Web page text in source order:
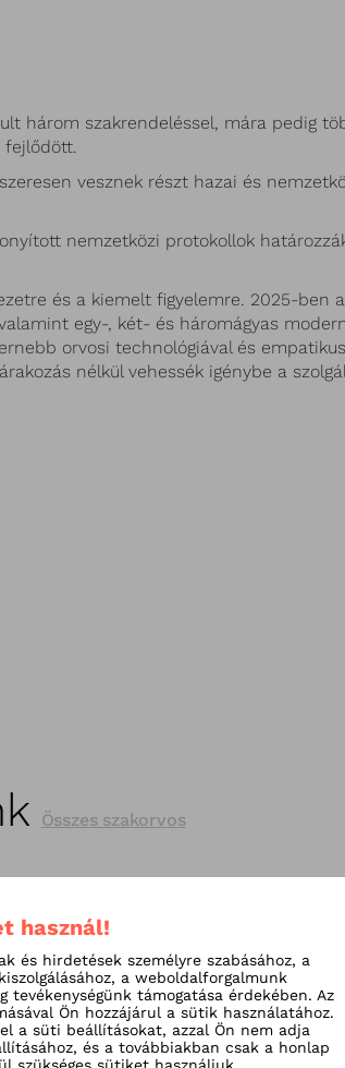
három szakrendeléssel, mára pedig
fejlődött.
vesznek részt hazai és
nemzetközi protokollok
és a kiemelt figyelemre. 2025-ben
egy-, két- és háromágyas
orvosi technológiával és
nélkül vehessék igénybe a
Összes szakorvos
használ!
és hirdetések személyre szabásához, a
a weboldalforgalmunk
tevékenységünk támogatása érdekében. Az
Ön hozzájárul a sütik használatához.
a süti beállításokat, azzal Ön nem adja
és a továbbiakban csak a honlap